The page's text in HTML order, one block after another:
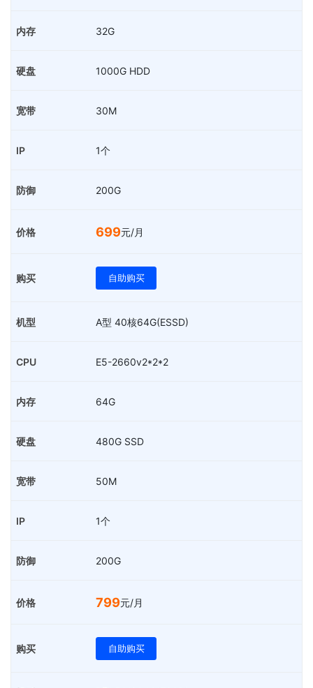
32G
1000G HDD
30M
1个
200G
699元/月
自助购买
A型 40核64G(ESSD)
E5-2660v2*2*2
64G
480G SSD
50M
1个
200G
799元/月
自助购买